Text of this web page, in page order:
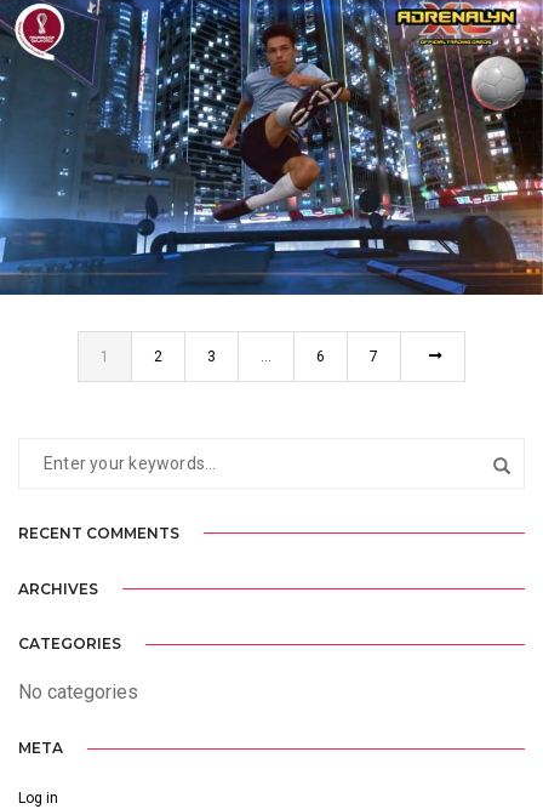
PANINI FIFA WORLD CUP
SPOT TV
1 2 3 … 6 7
RECENT COMMENTS
ARCHIVES
CATEGORIES
No categories
META
Log in